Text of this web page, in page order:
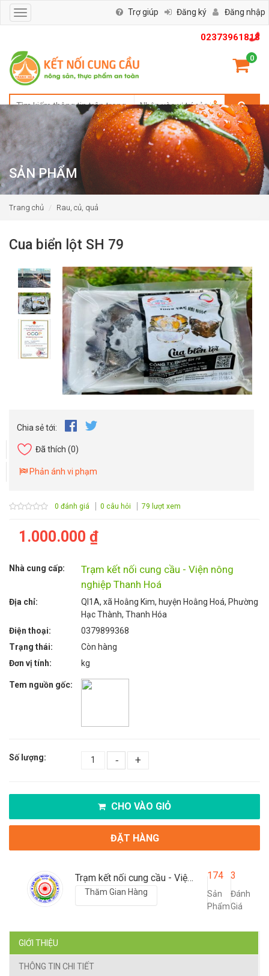
02373961818
0
Toggle
navigation
Trợ giúp Đăng ký Đăng nhập
SẢN PHẨM
Trang chủ Rau, củ, quả
Cua biển lột SH 79
Chia sẻ tới:
Đã thích (0)
Phản ánh vi phạm
0 đánh giá 0 câu hỏi 79 lượt xem
1.000.000 ₫
Nhà cung cấp:
Trạm kết nối cung cầu - Viện nông
nghiệp Thanh Hoá
Địa chỉ:
Ql1A, xã Hoằng Kim, huyện Hoằng Hoá, Phường
Hạc Thành, Thanh Hóa
Điện thoại:
0379899368
Trạng thái:
Còn hàng
Đơn vị tính:
kg
Tem nguồn gốc:
Số lượng: - +
CHO VÀO GIỎ
ĐẶT HÀNG
Trạm kết nối cung cầu - Viện nông nghiệp Thanh Hoá
Thăm Gian Hàng
174
Sản
Phẩm
3
Đánh
Giá
GIỚI THIỆU
THÔNG TIN CHI TIẾT